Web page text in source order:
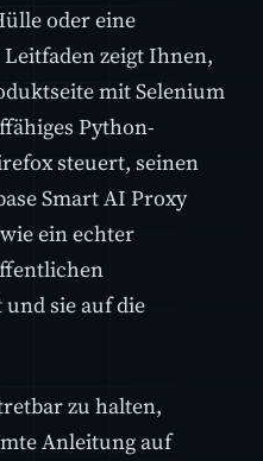
oder eine
zeigt Ihnen,
mit Selenium
Python-
steuert, seinen
Smart AI Proxy
ein echter
sie auf die
zu halten,
Anleitung auf